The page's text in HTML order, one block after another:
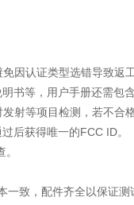
因认证类型选错导致返工
书等，用户手册还需包
射等项目检测，若不合
后获得唯一的FCC ID。
致，配件齐全以保证